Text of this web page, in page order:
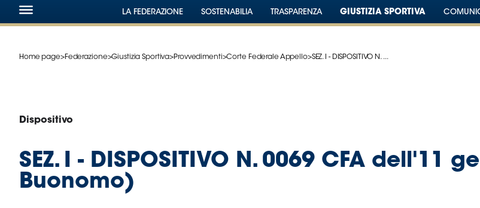
Nazionali
Women
Femminile
Museo
del
LA FEDERAZIONE SOSTENABILIA TRASPARENZA GIUSTIZIA SPORTIVA
Home page>Federazione>Giustizia Sportiva>Provvedimenti>Corte Federale Appello>SEZ. I - DISPOSITIVO N. ...
Dispositivo
SEZ. I - DISPOSITIVO N. 0069 CFA dell'11
Buonomo)